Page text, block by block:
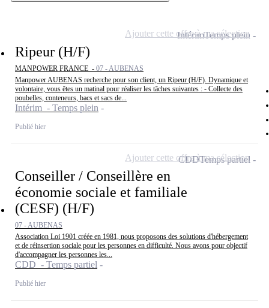
Ripeur (H/F)
MANPOWER FRANCE - 07 - AUBENAS
Manpower AUBENAS recherche pour son client, un Ripeur (H/F). Dynamique et
volontaire, vous êtes un matinal pour réaliser les tâches suivantes : - Collecte des
poubelles, conteneurs, bacs et sacs de...
Intérim - Temps plein
Publié hier
IntérimTemps plein
Ajouter cette offre à ma sélection
Conseiller / Conseillère en
économie sociale et familiale
(CESF) (H/F)
07 - AUBENAS
Association Loi 1901 créée en 1981, nous proposons des solutions d'hébergement
et de réinsertion sociale pour les personnes en difficulté. Nous avons pour objectif
d'accompagner les personnes les...
CDD - Temps partiel
Publié hier
CDDTemps partiel
Ajouter cette offre à ma sélection